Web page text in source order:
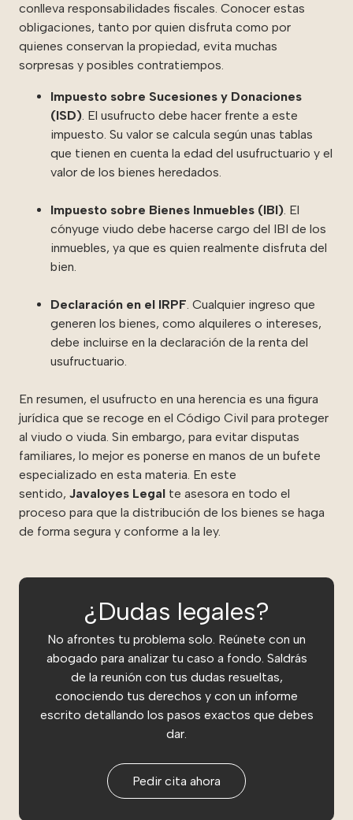
conlleva responsabilidades fiscales. Conocer estas
obligaciones, tanto por quien disfruta como por
quienes conservan la propiedad, evita muchas
sorpresas y posibles contratiempos.
Impuesto sobre Sucesiones y Donaciones
(ISD). El usufructo debe hacer frente a este
impuesto. Su valor se calcula según unas tablas
que tienen en cuenta la edad del usufructuario y el
valor de los bienes heredados.
Impuesto sobre Bienes Inmuebles (IBI). El
cónyuge viudo debe hacerse cargo del IBI de los
inmuebles, ya que es quien realmente disfruta del
bien.
Declaración en el IRPF. Cualquier ingreso que
generen los bienes, como alquileres o intereses,
debe incluirse en la declaración de la renta del
usufructuario.
En resumen, el usufructo en una herencia es una figura
jurídica que se recoge en el Código Civil para proteger
al viudo o viuda. Sin embargo, para evitar disputas
familiares, lo mejor es ponerse en manos de un bufete
especializado en esta materia. En este
sentido, Javaloyes Legal te asesora en todo el
proceso para que la distribución de los bienes se haga
de forma segura y conforme a la ley.
¿Dudas legales?
No afrontes tu problema solo. Reúnete con un
abogado para analizar tu caso a fondo. Saldrás
de la reunión con tus dudas resueltas,
conociendo tus derechos y con un informe
escrito detallando los pasos exactos que debes
dar.
Pedir cita ahora